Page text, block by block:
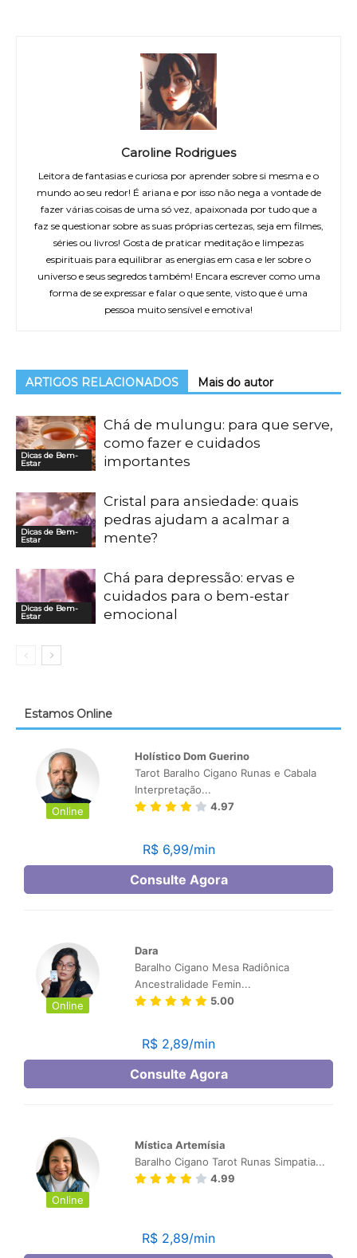
Caroline Rodrigues
Leitora de fantasias e curiosa por aprender sobre si mesma e o
mundo ao seu redor! É ariana e por isso não nega a vontade de
fazer várias coisas de uma só vez, apaixonada por tudo que a
faz se questionar sobre as suas próprias certezas, seja em filmes,
séries ou livros! Gosta de praticar meditação e limpezas
espirituais para equilibrar as energias em casa e ler sobre o
universo e seus segredos também! Encara escrever como uma
forma de se expressar e falar o que sente, visto que é uma
pessoa muito sensível e emotiva!
ARTIGOS RELACIONADOS Mais do autor
Dicas de Bem-
Estar
Chá de mulungu: para que serve,
como fazer e cuidados
importantes
Dicas de Bem-
Estar
Cristal para ansiedade: quais
pedras ajudam a acalmar a
mente?
Dicas de Bem-
Estar
Chá para depressão: ervas e
cuidados para o bem-estar
emocional
Estamos Online